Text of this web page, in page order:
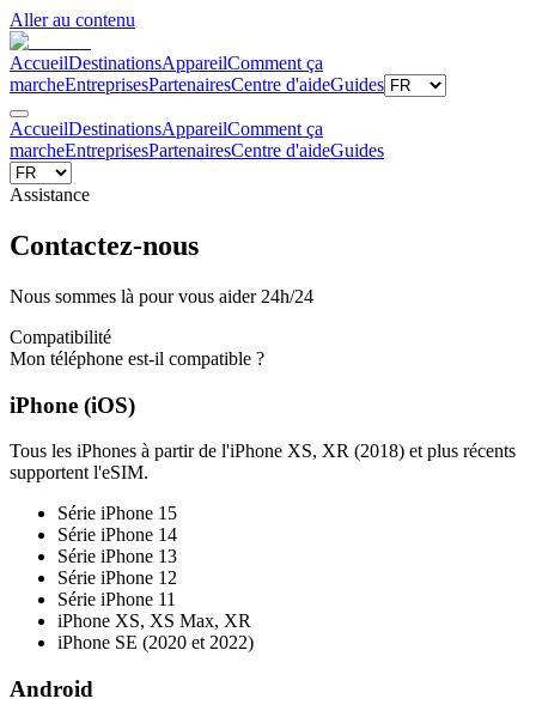
Aller au contenu
AccueilDestinationsAppareilComment ça
marcheEntreprisesPartenairesCentre d'aideGuides
AccueilDestinationsAppareilComment ça
marcheEntreprisesPartenairesCentre d'aideGuides
Assistance
Contactez-nous
Nous sommes là pour vous aider 24h/24
Compatibilité
Mon téléphone est-il compatible ?
iPhone (iOS)
Tous les iPhones à partir de l'iPhone XS, XR (2018) et plus récents
supportent l'eSIM.
Série iPhone 15
Série iPhone 14
Série iPhone 13
Série iPhone 12
Série iPhone 11
iPhone XS, XS Max, XR
iPhone SE (2020 et 2022)
Android